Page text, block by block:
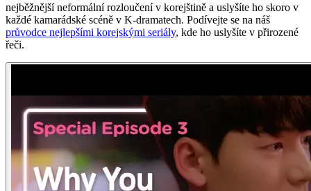
nejběžnější neformální rozloučení v korejštině a uslyšíte ho skoro v
každé kamarádské scéně v K-dramatech. Podívejte se na náš
průvodce nejlepšími korejskými seriály, kde ho uslyšíte v přirozené
řeči.